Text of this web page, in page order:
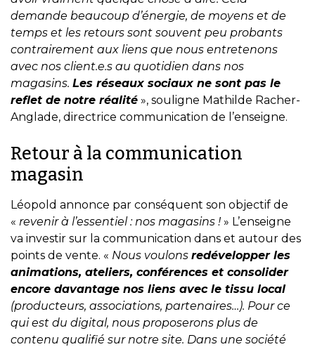
demande beaucoup d’énergie, de moyens et de
temps et les retours sont souvent peu probants
contrairement aux liens que nous entretenons
avec nos client.e.s au quotidien dans nos
magasins. Les réseaux sociaux ne sont pas le
reflet de notre réalité », souligne Mathilde Racher-
Anglade, directrice communication de l’enseigne.
Retour à la communication
magasin
Léopold annonce par conséquent son objectif de
« revenir à l’essentiel : nos magasins ! » L’enseigne
va investir sur la communication dans et autour des
points de vente. « Nous voulons redévelopper les
animations, ateliers, conférences et consolider
encore davantage nos liens avec le tissu local
(producteurs, associations, partenaires…). Pour ce
qui est du digital, nous proposerons plus de
contenu qualifié sur notre site. Dans une société